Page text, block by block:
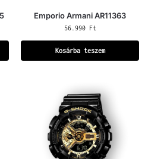
Emporio Armani AR11363
56.990 Ft
Kosárba teszem